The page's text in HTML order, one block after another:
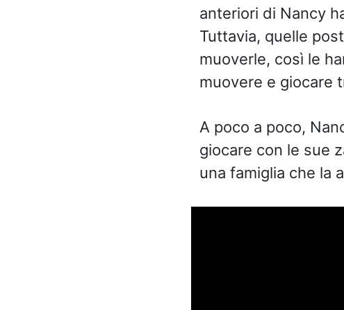
anteriori di Nancy
Tuttavia, quelle
muoverle, così le
muovere e giocare
A poco a poco,
giocare con le sue
una famiglia che la